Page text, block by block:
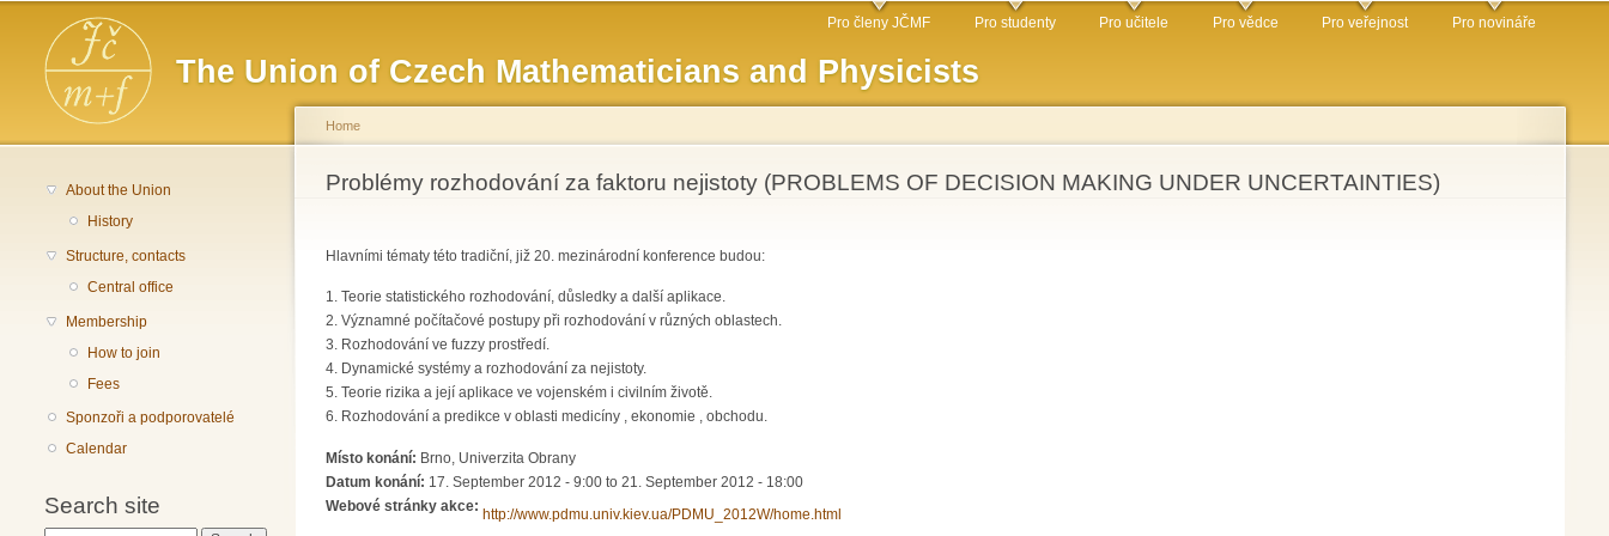
The Union of Czech Mathematicians and Physicists
Main menu Pro členy JČMF Pro studenty Pro učitele Pro vědce Pro veřejnost Pro novináře
About the Union
History
Structure, contacts
Central office
Membership
How to join
Fees
Sponzoři a podporovatelé
Calendar
Search site
You are here
Home
Problémy rozhodování za faktoru nejistoty (PROBLEMS OF DECISION MAKING UNDER UNCERTAINTIES)
Hlavními tématy této tradiční, již 20. mezinárodní konference budou:
1. Teorie statistického rozhodování, důsledky a další aplikace.
2. Významné počítačové postupy při rozhodování v různých oblastech.
3. Rozhodování ve fuzzy prostředí.
4. Dynamické systémy a rozhodování za nejistoty.
5. Teorie rizika a její aplikace ve vojenském i civilním životě.
6. Rozhodování a predikce v oblasti medicíny , ekonomie , obchodu.
Místo konání: Brno, Univerzita Obrany
Datum konání: 17. September 2012 - 9:00 to 21. September 2012 - 18:00
Webové stránky akce:
http://www.pdmu.univ.kiev.ua/PDMU_2012W/home.html